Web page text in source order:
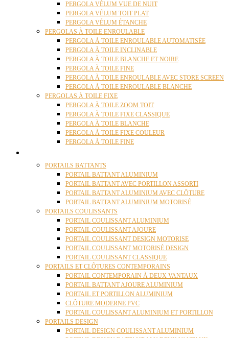
PERGOLA VÉLUM VUE DE NUIT
PERGOLA VÉLUM TOIT PLAT
PERGOLA VÉLUM ÉTANCHE
PERGOLAS À TOILE ENROULABLE
PERGOLA À TOILE ENROULABLE AUTOMATISÉE
PERGOLA À TOILE INCLINABLE
PERGOLA À TOILE BLANCHE ET NOIRE
PERGOLA À TOILE FINE
PERGOLA À TOILE ENROULABLE AVEC STORE SCREEN
PERGOLA À TOILE ENROULABLE BLANCHE
PERGOLAS À TOILE FIXE
PERGOLA À TOILE ZOOM TOIT
PERGOLA À TOILE FIXE CLASSIQUE
PERGOLA À TOILE BLANCHE
PERGOLA À TOILE FIXE COULEUR
PERGOLA À TOILE FINE
PORTAILS BATTANTS
PORTAIL BATTANT ALUMINIUM
PORTAIL BATTANT AVEC PORTILLON ASSORTI
PORTAIL BATTANT ALUMINIUM AVEC CLÔTURE
PORTAIL BATTANT ALUMINIUM MOTORISÉ
PORTAILS COULISSANTS
PORTAIL COULISSANT ALUMINIUM
PORTAIL COULISSANT AJOURE
PORTAIL COULISSANT DESIGN MOTORISE
PORTAIL COULISSANT MOTORISÉ DESIGN
PORTAIL COULISSANT CLASSIQUE
PORTAILS ET CLÔTURES CONTEMPORAINS
PORTAIL CONTEMPORAIN À DEUX VANTAUX
PORTAIL BATTANT AJOURE ALUMINIUM
PORTAIL ET PORTILLON ALUMINIUM
CLÔTURE MODERNE PVC
PORTAIL COULISSANT ALUMINIUM ET PORTILLON
PORTAILS DESIGN
PORTAIL DESIGN COULISSANT ALUMINIUM